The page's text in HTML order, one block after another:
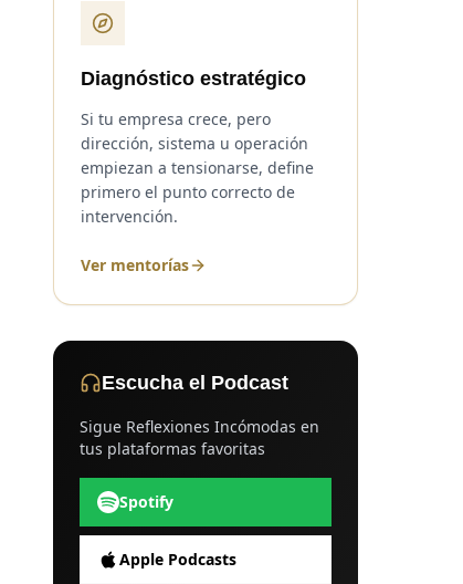
Diagnóstico estratégico
Si tu empresa crece, pero
dirección, sistema u operación
empiezan a tensionarse, define
primero el punto correcto de
intervención.
Ver mentorías
Escucha el Podcast
Sigue Reflexiones Incómodas en
tus plataformas favoritas
Spotify
Apple Podcasts